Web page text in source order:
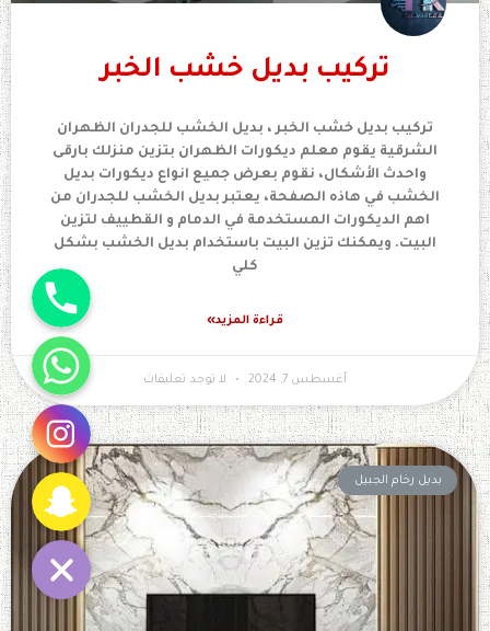
تركيب بديل خشب الخبر
تركيب بديل خشب الخبر ، بديل الخشب للجدران الظهران
الشرقية يقوم معلم ديكورات الظهران بتزين منزلك بارقى
واحدث الأشكال، نقوم بعرض جميع انواع ديكورات بديل
الخشب في هاذه الصفحة، يعتبر بديل الخشب للجدران من
اهم الديكورات المستخدمة في الدمام و القطييف لتزين
البيت. ويمكنك تزين البيت باستخدام بديل الخشب بشكل
كلي
قراءة المزيد»
أغسطس 7, 2024 لا توجد تعليقات
بديل رخام الجبيل
جوال
واتساب
انستقرام
سناب شات